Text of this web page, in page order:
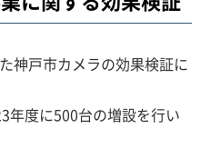
神戸市カメラの効果検証に
度に500台の増設を行い